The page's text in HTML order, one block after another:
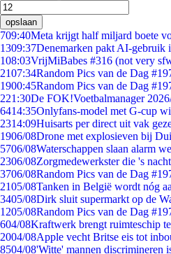
opslaan
709:40Meta krijgt half miljard boete
1309:37Denemarken pakt AI-gebruik
108:03VrijMiBabes #316 (not very
2107:34Random Pics van de Dag
1900:45Random Pics van de Dag
221:30De FOK!Voetbalmanager
6414:35Onlyfans-model met G-cup
2314:09Huisarts per direct uit vak
1906/08Drone met explosieven bij
5706/08Waterschappen slaan alarm
2306/08Zorgmedewerkster die 's
3706/08Random Pics van de Dag
2105/08Tanken in België wordt nóg
3405/08Dirk sluit supermarkt op de
1205/08Random Pics van de Dag
604/08Kraftwerk brengt ruimteschip
2004/08Apple vecht Britse eis tot
8504/08'Witte' mannen discrimineren